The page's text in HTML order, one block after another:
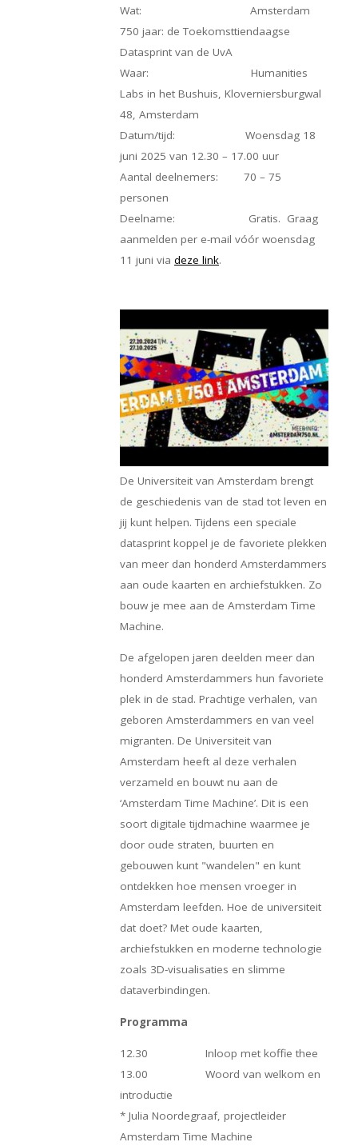
Wat: Amsterdam
750 jaar: de Toekomsttiendaagse
Datasprint van de UvA
Waar: Humanities
Labs in het Bushuis, Kloverniersburgwal
48, Amsterdam
Datum/tijd: Woensdag 18
juni 2025 van 12.30 – 17.00 uur
Aantal deelnemers: 70 – 75
personen
Deelname: Gratis. Graag
aanmelden per e-mail vóór woensdag
11 juni via deze link.
De Universiteit van Amsterdam brengt
de geschiedenis van de stad tot leven en
jij kunt helpen. Tijdens een speciale
datasprint koppel je de favoriete plekken
van meer dan honderd Amsterdammers
aan oude kaarten en archiefstukken. Zo
bouw je mee aan de Amsterdam Time
Machine.
De afgelopen jaren deelden meer dan
honderd Amsterdammers hun favoriete
plek in de stad. Prachtige verhalen, van
geboren Amsterdammers en van veel
migranten. De Universiteit van
Amsterdam heeft al deze verhalen
verzameld en bouwt nu aan de
‘Amsterdam Time Machine’. Dit is een
soort digitale tijdmachine waarmee je
door oude straten, buurten en
gebouwen kunt "wandelen" en kunt
ontdekken hoe mensen vroeger in
Amsterdam leefden. Hoe de universiteit
dat doet? Met oude kaarten,
archiefstukken en moderne technologie
zoals 3D-visualisaties en slimme
dataverbindingen.
Programma
12.30 Inloop met koffie thee
13.00 Woord van welkom en
introductie
* Julia Noordegraaf, projectleider
Amsterdam Time Machine